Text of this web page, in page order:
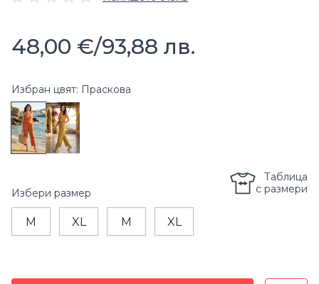
48,00 €/93,88 лв.
Избран цвят: Праскова
Избери размер
M XL M XL
Таблица
с размери